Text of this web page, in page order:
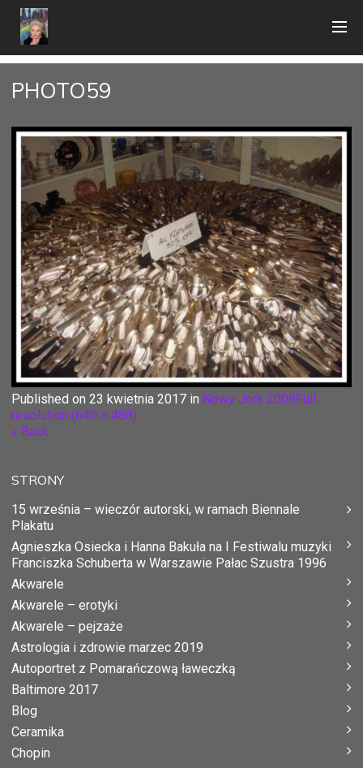
PHOTO59
Published on 23 kwietnia 2017 in Nowy Jork 2008Full
resolution (640 × 488)
« Back
STRONY
15 września – wieczór autorski, w ramach Biennale
Plakatu
Agnieszka Osiecka i Hanna Bakuła na I Festiwalu muzyki
Franciszka Schuberta w Warszawie Pałac Szustra 1996
Akwarele
Akwarele – erotyki
Akwarele – pejzaże
Astrologia i zdrowie marzec 2019
Autoportret z Pomarańczową ławeczką
Baltimore 2017
Blog
Ceramika
Chopin